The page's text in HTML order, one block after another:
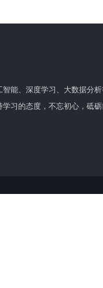
能、深度学习、大数据分
习的态度，不忘初心，砥砺